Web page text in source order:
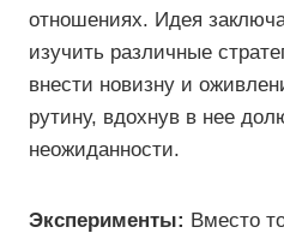
отношениях. Идея
изучить различные
внести новизну и
рутину, вдохнув в нее
неожиданности.
Эксперименты: Вместо